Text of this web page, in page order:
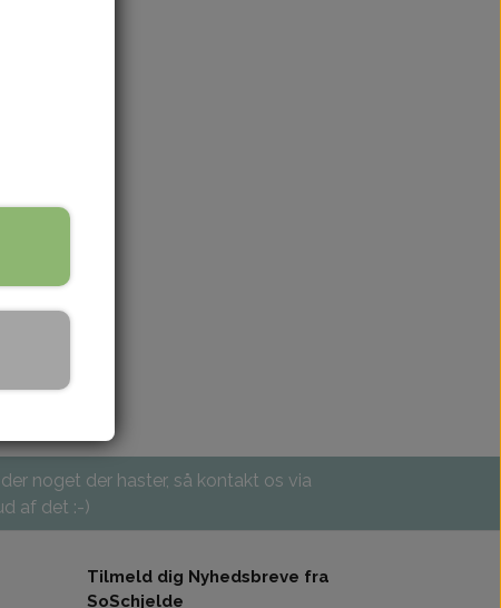
noget der haster, så kontakt os via
af det :-)
Tilmeld dig Nyhedsbreve fra
SoSchjelde